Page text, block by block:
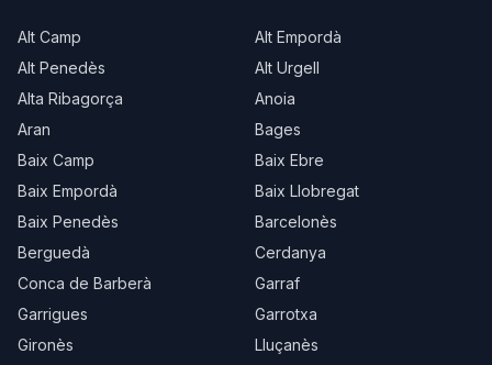
Alt Camp
Alt Empordà
Alt Penedès
Alt Urgell
Alta Ribagorça
Anoia
Aran
Bages
Baix Camp
Baix Ebre
Baix Empordà
Baix Llobregat
Baix Penedès
Barcelonès
Berguedà
Cerdanya
Conca de Barberà
Garraf
Garrigues
Garrotxa
Gironès
Lluçanès